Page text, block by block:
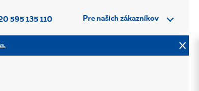
595 135 110 Pre našich zákazníkov